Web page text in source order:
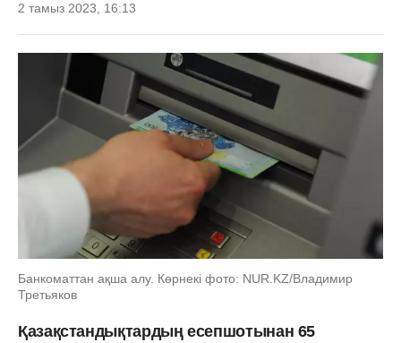
2 тамыз 2023, 16:13
Банкоматтан ақша алу. Көрнекі фото: NUR.KZ/Владимир
Третьяков
Қазақстандықтардың есепшотынан 65